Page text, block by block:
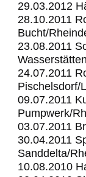
29.03.2012
28.10.2011
Bucht/
23.08.2011
24.07.2011
Pischelsdorf/
09.07.2011
Pumpwerk/
03.07.2011
30.04.2011
Sanddelta/
10.08.2010